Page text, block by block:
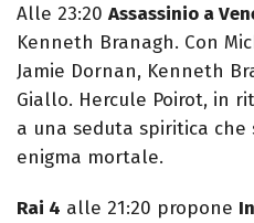
Alle 23:20 Assassinio a
Kenneth Branagh. Con
Jamie Dornan, Kenneth
Giallo. Hercule Poirot, in
a una seduta spiritica che
enigma mortale.
Rai 4 alle 21:20 propone